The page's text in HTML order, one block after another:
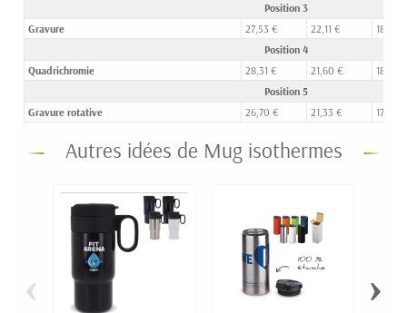
Position 3
Gravure
27,53 € 22,11 €
18,59 €
Position 4
Quadrichromie
28,31 € 21,60 €
18,20
Position 5
Gravure rotative
26,70 € 21,33 € 17,80 €
Autres idées de Mug isothermes
‹ ›